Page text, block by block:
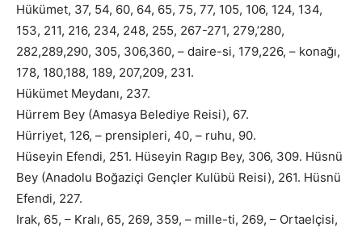
Hükümet, 37, 54, 60, 64, 65, 75, 77, 105, 106, 124, 134,
153, 211, 216, 234, 248, 255, 267-271, 279,’280,
282,289,290, 305, 306,360, – daire-si, 179,226, – konağı,
178, 180,188, 189, 207,209, 231.
Hükümet Meydanı, 237.
Hürrem Bey (Amasya Belediye Reisi), 67.
Hürriyet, 126, – prensipleri, 40, – ruhu, 90.
Hüseyin Efendi, 251. Hüseyin Ragıp Bey, 306, 309. Hüsnü
Bey (Anadolu Boğaziçi Gençler Kulübü Reisi), 261. Hüsnü
Efendi, 227.
Irak, 65, – Kralı, 65, 269, 359, – mille-ti, 269, – Ortaelçisi,